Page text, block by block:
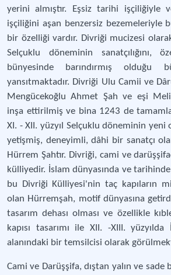
yerini almıştır. Eşsiz tarihi işçiliğiyle
işçiliğini aşan benzersiz bezemeleriyle
bir özelliği vardır. Divriği mucizesi
Selçuklu döneminin sanatçılığını,
bünyesinde barındırmış
yansıtmaktadır. Divriği Ulu Camii ve
Mengücekoğlu Ahmet Şah ve eşi
inşa ettirilmiş ve bina 1243 de
XI. - XII. yüzyıl Selçuklu döneminin yeni
yetişmiş, deneyimli, dâhi bir sanatçı
Hürrem Şahtır. Divriği, cami ve
külliyedir. İslam dünyasında ve
bu Divriği Külliyesi'nin taç kapıların
olan Hürremşah, motif dünyasına
tasarım dehası olması ve özellikle
kapısı tasarımı ile XII. -XIII.
alanındaki bir temsilcisi olarak
Cami ve Darüşşifa, dıştan yalın ve